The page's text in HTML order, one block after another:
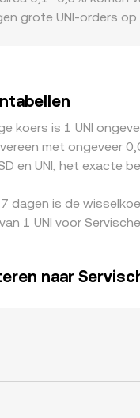
in orderboeken en
grote UNI‑orders
Arbitrageurs kopen
bestaan.
koers is 1 UNI
met ongeveer
en UNI, het exacte
dagen is de
1 UNI voor
naar